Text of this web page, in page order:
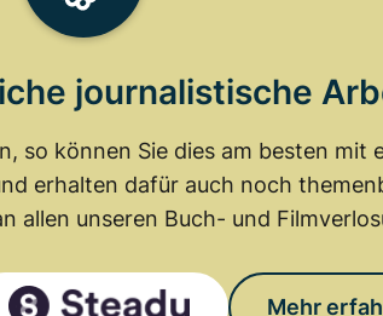
journalistische
so können Sie dies am besten mit
erhalten dafür auch noch
allen unseren Buch- und
Mehr